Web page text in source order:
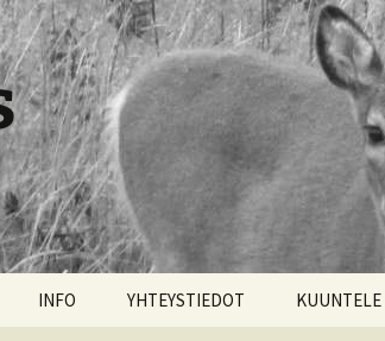
INFO YHTEYSTIEDOT KUUNTELE